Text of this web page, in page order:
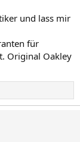
und lass mir
für
Original Oakley